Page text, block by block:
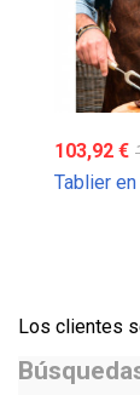
103,92 €
Tablier
Los clientes